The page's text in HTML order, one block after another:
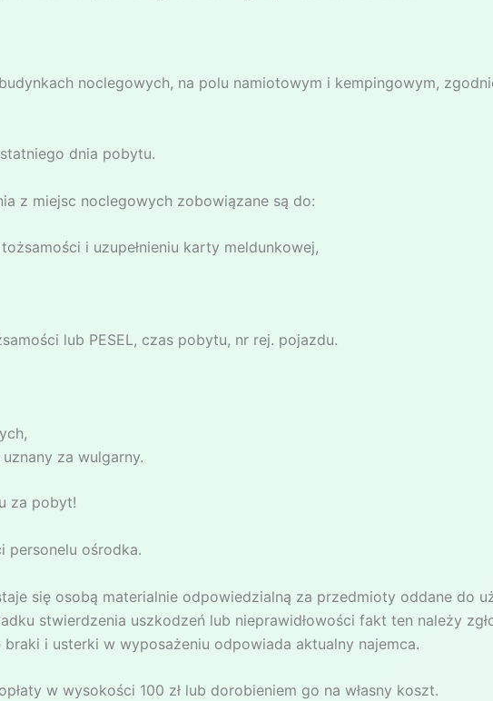
noclegowych, na polu namiotowym i kempingowym,
dnia pobytu.
z miejsc noclegowych zobowiązane są do:
i uzupełnieniu karty meldunkowej,
lub PESEL, czas pobytu, nr rej. pojazdu.
za wulgarny.
za pobyt!
personelu ośrodka.
się osobą materialnie odpowiedzialną za przedmioty oddane do
stwierdzenia uszkodzeń lub nieprawidłowości fakt ten należy
i usterki w wyposażeniu odpowiada aktualny najemca.
w wysokości 100 zł lub dorobieniem go na własny koszt.